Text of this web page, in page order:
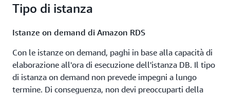
Tipo di istanza
Istanze on demand di Amazon RDS
Con le istanze on demand, paghi in base alla capacità di
elaborazione all'ora di esecuzione dell'istanza DB. Il tipo
di istanza on demand non prevede impegni a lungo
termine. Di conseguenza, non devi preoccuparti della